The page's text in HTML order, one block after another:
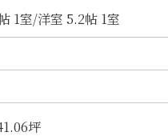
1室/洋室 5.2帖 1室
坪